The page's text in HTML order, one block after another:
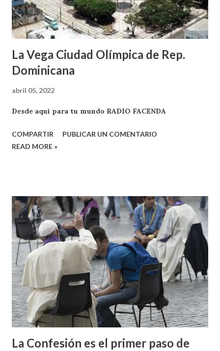
La Vega Ciudad Olímpica de Rep.
Dominicana
abril 05, 2022
Desde aqui para tu mundo RADIO FACENDA
COMPARTIR
PUBLICAR UN COMENTARIO
READ MORE »
La Confesión es el primer paso de